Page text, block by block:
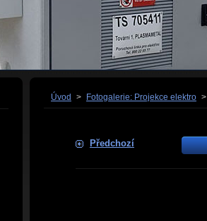
Úvod > Fotogalerie: Projekce elektro >
Předchozí